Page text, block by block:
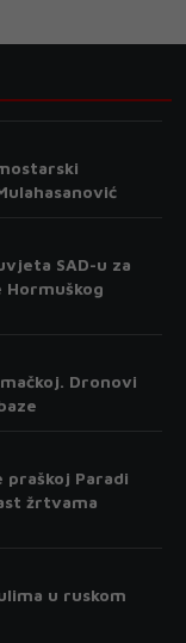
SAD-u za
Dronovi
praškoj Paradi
žrtvama
u ruskom